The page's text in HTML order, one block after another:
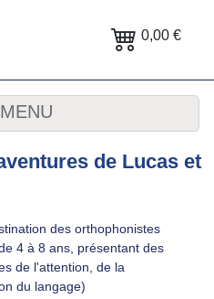
0,00 €
MENU
de Lucas et
des orthophonistes
4 à 8 ans, présentant des
de l'attention, de la
du langage)